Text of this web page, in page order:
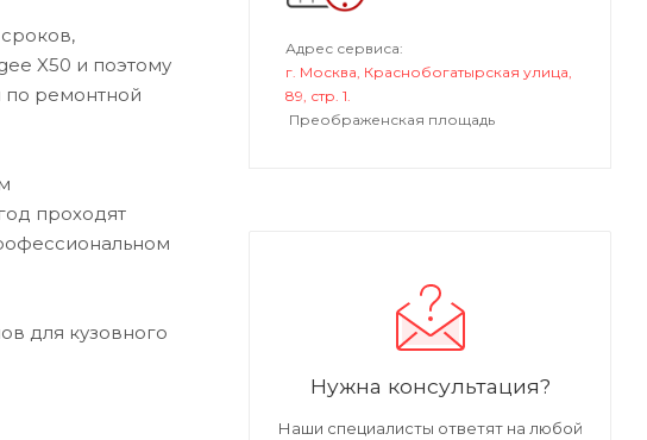
X50 и поэтому
по ремонтной
проходят
для кузовного
Адрес сервиса:
г. Москва, Краснобогатырская улица,
89, стр. 1.
Преображенская площадь
Нужна консультация?
Наши специалисты ответят на любой